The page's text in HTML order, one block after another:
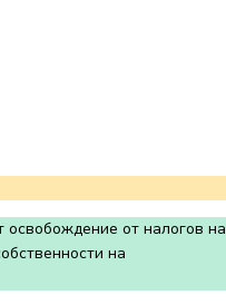
освобождение от налогов на
на